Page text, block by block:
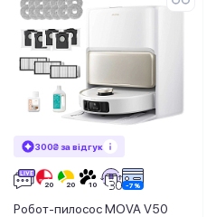
300₴ за відгук
Робот-пилосос MOVA V50